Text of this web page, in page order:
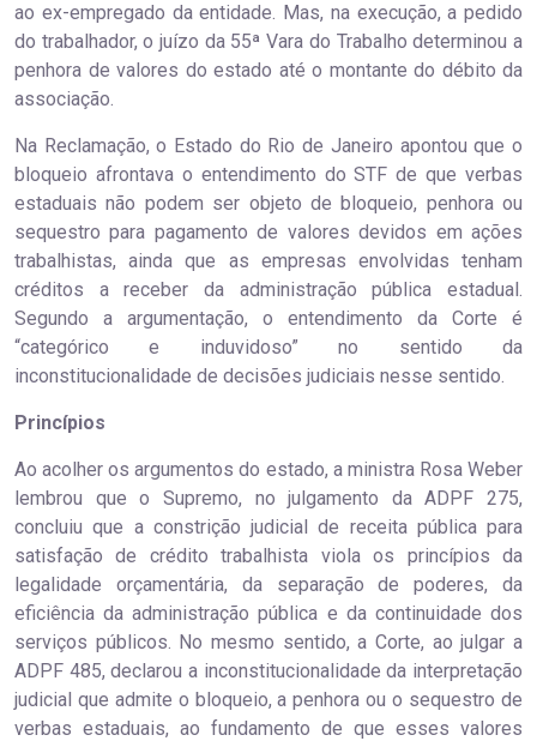
ao ex-empregado da entidade. Mas, na execução, a pedido
do trabalhador, o juízo da 55ª Vara do Trabalho determinou a
penhora de valores do estado até o montante do débito da
associação.
Na Reclamação, o Estado do Rio de Janeiro apontou que o
bloqueio afrontava o entendimento do STF de que verbas
estaduais não podem ser objeto de bloqueio, penhora ou
sequestro para pagamento de valores devidos em ações
trabalhistas, ainda que as empresas envolvidas tenham
créditos a receber da administração pública estadual.
Segundo a argumentação, o entendimento da Corte é
“categórico e induvidoso” no sentido da
inconstitucionalidade de decisões judiciais nesse sentido.
Princípios
Ao acolher os argumentos do estado, a ministra Rosa Weber
lembrou que o Supremo, no julgamento da ADPF 275,
concluiu que a constrição judicial de receita pública para
satisfação de crédito trabalhista viola os princípios da
legalidade orçamentária, da separação de poderes, da
eficiência da administração pública e da continuidade dos
serviços públicos. No mesmo sentido, a Corte, ao julgar a
ADPF 485, declarou a inconstitucionalidade da interpretação
judicial que admite o bloqueio, a penhora ou o sequestro de
verbas estaduais, ao fundamento de que esses valores